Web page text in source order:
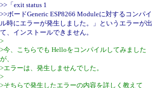
>>「exit status 1
>>ボードGeneric ESP8266 Moduleに対するコンパイ
ル時にエラーが発生しました。」というエラーが出
て、インストールできません。
>
>今、こちらでも Helloをコンパイルしてみました
が、
>エラーは、発生しませんでした。
>
>そちらで発生したエラーの内容を詳しく教えて